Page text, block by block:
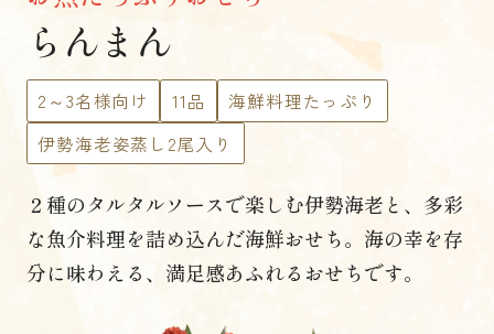
らんまん
2～3名様向け 11品
海鮮料理たっぷり
伊勢海老姿蒸し2尾入り
２種のタルタルソースで楽しむ伊勢海老と、 多彩
な魚介料理を詰め込んだ海鮮おせち。 海の幸を存
分に味わえる、満足感あふれるおせちです。